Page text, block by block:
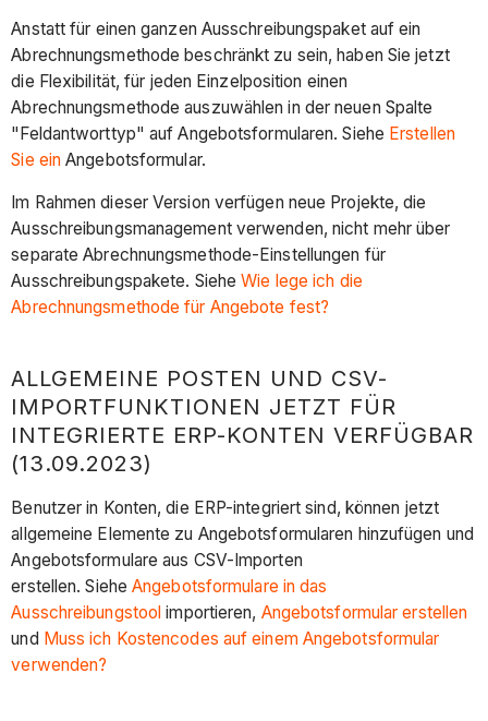
Anstatt für einen ganzen Ausschreibungspaket auf ein
Abrechnungsmethode beschränkt zu sein, haben Sie jetzt
die Flexibilität, für jeden Einzelposition einen
Abrechnungsmethode auszuwählen in der neuen Spalte
"Feldantworttyp" auf Angebotsformularen. Siehe Erstellen
Sie ein Angebotsformular.
Im Rahmen dieser Version verfügen neue Projekte, die
Ausschreibungsmanagement verwenden, nicht mehr über
separate Abrechnungsmethode-Einstellungen für
Ausschreibungspakete. SieheWie lege ich die
Abrechnungsmethode für Angebote fest?
ALLGEMEINE POSTEN UND CSV-
IMPORTFUNKTIONEN JETZT FÜR
INTEGRIERTE ERP-KONTEN VERFÜGBAR
(13.09.2023)
Benutzer in Konten, die ERP-integriert sind, können jetzt
allgemeine Elemente zu Angebotsformularen hinzufügen und
Angebotsformulare aus CSV-Importen
erstellen. SieheAngebotsformulare in das
Ausschreibungstool importieren, Angebotsformular erstellen
und Muss ich Kostencodes auf einem Angebotsformular
verwenden?